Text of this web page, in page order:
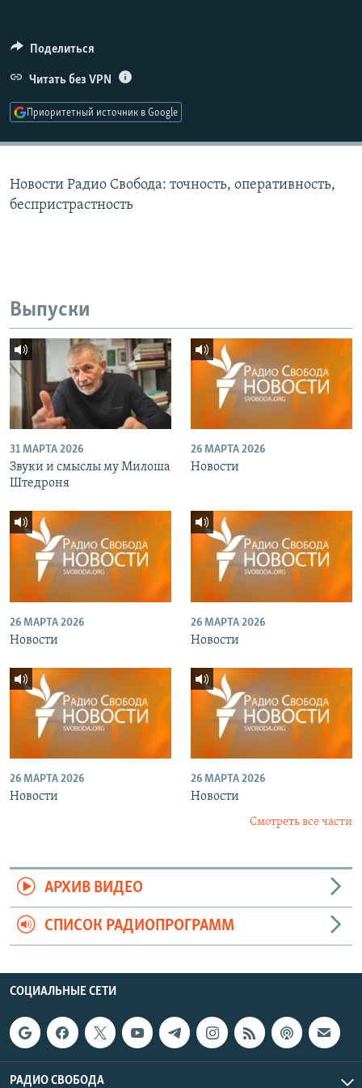
ПОДПИШИТЕСЬ НА РАССЫЛКУ
СОЦИАЛЬНЫЕ СЕТИ
Поделиться
Читать без VPN
Приоритетный источник в Google
Новости Радио Свобода: точность, оперативность,
беспристрастность
Выпуски
31 МАРТА 2026
Звуки и смыслы му Милоша
Штедроня
26 МАРТА 2026
Новости
26 МАРТА 2026
Новости
26 МАРТА 2026
Новости
26 МАРТА 2026
Новости
26 МАРТА 2026
Новости
Смотреть все части
АРХИВ ВИДЕО
СПИСОК РАДИОПРОГРАММ
СОЦИАЛЬНЫЕ СЕТИ
РАДИО СВОБОДА